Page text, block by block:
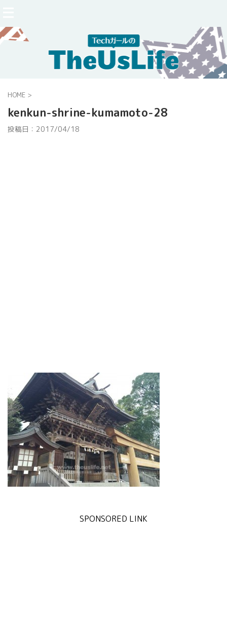
HOME >
kenkun-shrine-kumamoto-28
投稿日： 2017/04/18
SPONSORED LINK